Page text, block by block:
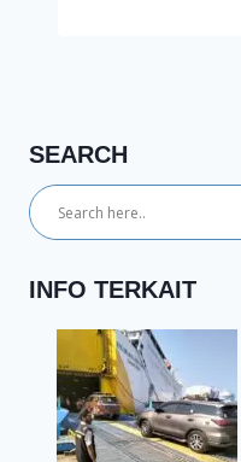
SEARCH
INFO TERKAIT